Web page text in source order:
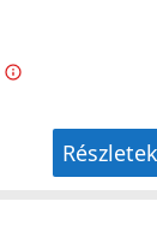
Részletek